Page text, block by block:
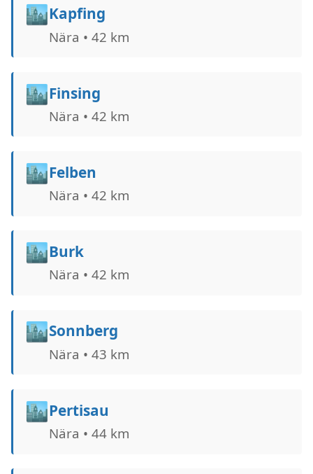
🏙️Kapfing
Nära • 42 km
🏙️Finsing
Nära • 42 km
🏙️Felben
Nära • 42 km
🏙️Burk
Nära • 42 km
🏙️Sonnberg
Nära • 43 km
🏙️Pertisau
Nära • 44 km